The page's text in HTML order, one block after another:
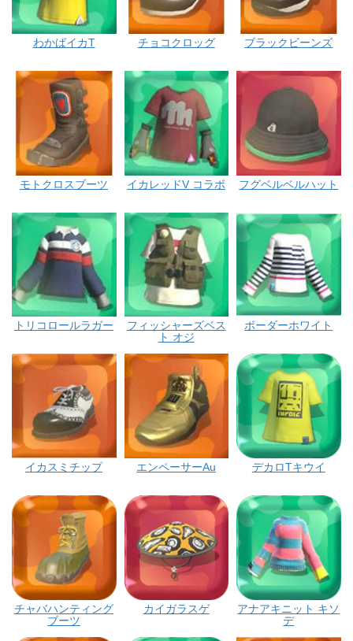
わかばイカT チョコクロッグ ブラックビーンズ
モトクロスブーツ イカレッドV コラボ フグベルベルハット
トリコロールラガー
フィッシャーズベス
ト オジ
ボーダーホワイト
イカスミチップ エンペーサーAu デカロTキウイ
チャバハンティング
ブーツ
カイガラスゲ
アナアキニット キソ
デ